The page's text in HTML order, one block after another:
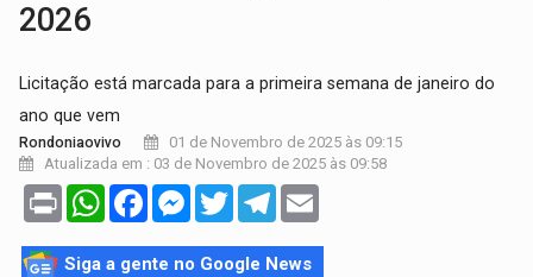
2026
Licitação está marcada para a primeira semana de janeiro do
ano que vem
Rondoniaovivo
01 de Novembro de 2025 às 09:15
Atualizada em : 03 de Novembro de 2025 às 09:58
Print WhatsAppFacebookMessenger
TwitterTelegram
Siga a gente no Google News